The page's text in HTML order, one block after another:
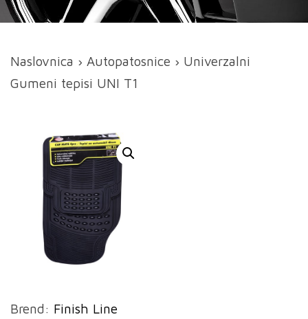
Naslovnica › Autopatosnice › Univerzalni
Gumeni tepisi UNI T1
Brend: Finish Line